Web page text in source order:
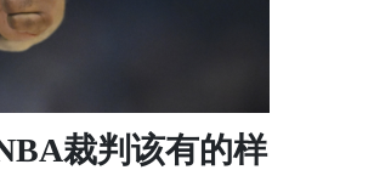
裁判该有的样